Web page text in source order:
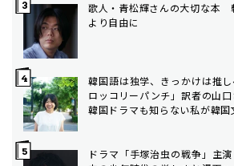
歌人・青松輝さんの大切な本
より自由に
韓国語は独学、きっかけは推
ロッコリーパンチ」訳者の山
韓国ドラマも知らない私が韓
ドラマ「手塚治虫の戦争」主